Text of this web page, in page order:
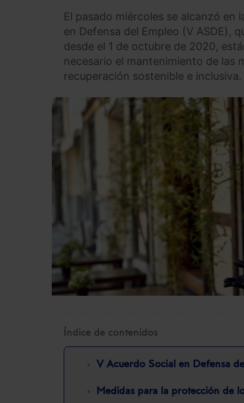
El pasado miércoles se alcanzó
en Defensa del Empleo (V ASDE),
desde el 1 de octubre de 2020,
necesario el mantenimiento de las
recuperación sostenible e inclusiva.
Índice de contenidos
V Acuerdo Social en Defensa
Medidas para la protección de